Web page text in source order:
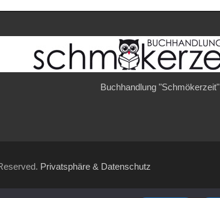
Buchhandlung "Schmökerzeit"
Privatsphäre & Datenschutz